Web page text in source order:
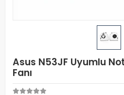
Asus N53JF Uyumlu
Fanı